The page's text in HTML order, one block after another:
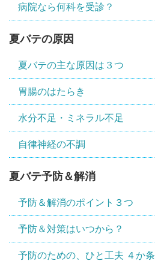
病院なら何科を受診？
夏バテの原因
夏バテの主な原因は３つ
胃腸のはたらき
水分不足・ミネラル不足
自律神経の不調
夏バテ予防＆解消
予防＆解消のポイント３つ
予防＆対策はいつから？
予防のための、ひと工夫 ４か条